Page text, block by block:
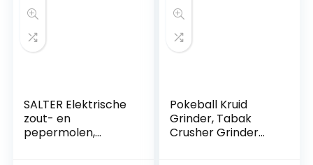
SALTER Elektrische
zout- en
pepermolen,
Pokeball Kruid
Grinder, Tabak
Crusher Grinder